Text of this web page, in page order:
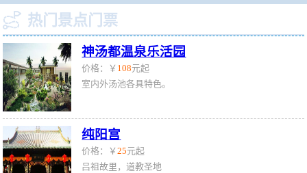
 热门景点门票
神汤都温泉乐活园
价格：￥ 108元起
室内外汤池各具特色。
纯阳宫
价格：￥25元起
吕祖故里，道教圣地